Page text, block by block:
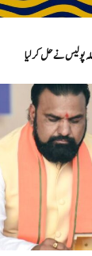
پولیس نے حل کر لیا